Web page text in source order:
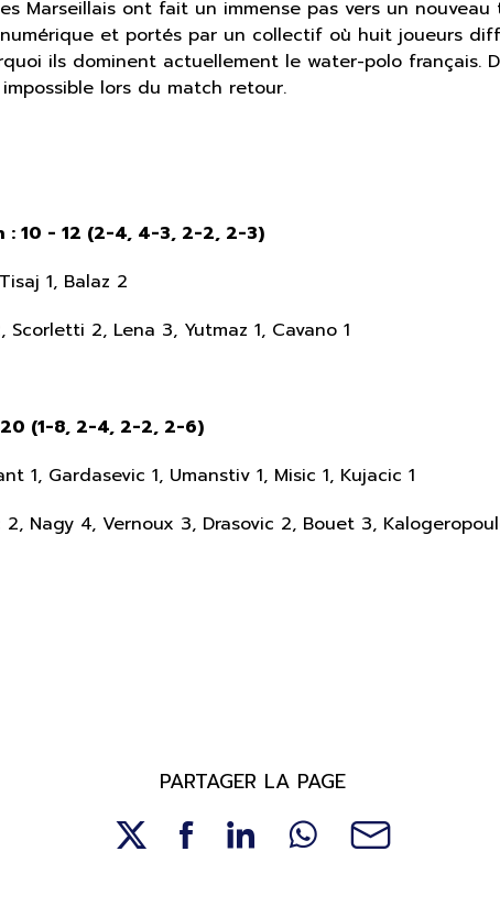
Marseillais ont fait un immense pas vers un nouveau
et portés par un collectif où huit joueurs
ils dominent actuellement le water-polo français.
lors du match retour.
: 10 - 12 (2-4, 4-3, 2-2, 2-3)
1, Balaz 2
2, Lena 3, Yutmaz 1, Cavano 1
(1-8, 2-4, 2-2, 2-6)
1, Gardasevic 1, Umanstiv 1, Misic 1, Kujacic 1
Nagy 4, Vernoux 3, Drasovic 2, Bouet 3,
PARTAGER LA PAGE